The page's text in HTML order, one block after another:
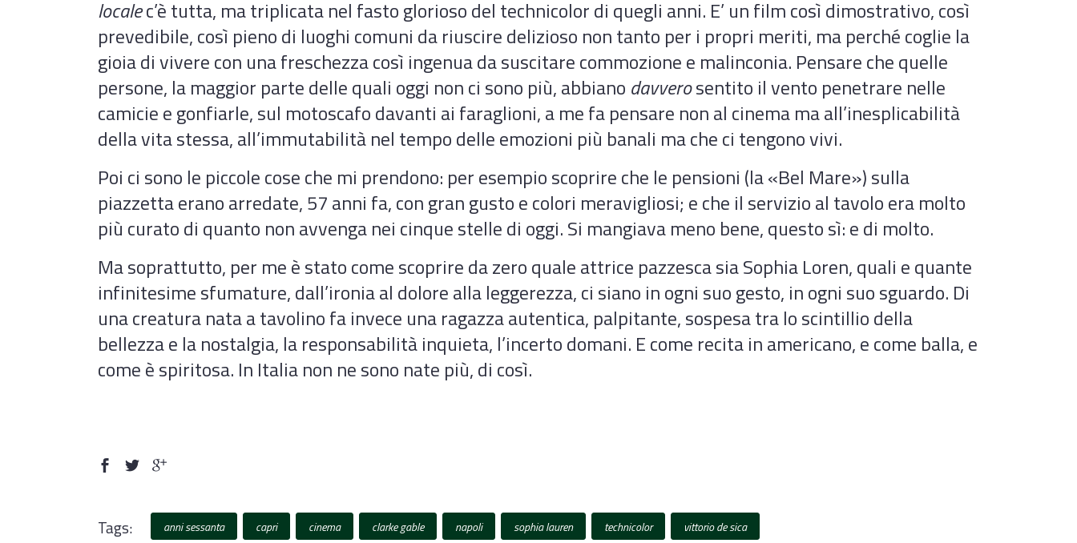
localec’è tutta, ma triplicata nel fasto glorioso del technicolor di quegli anni. E’ un film così dimostrativo, così
prevedibile, così pieno di luoghi comuni da riuscire delizioso non tanto per i propri meriti, ma perché coglie la
gioia di vivere con una freschezza così ingenua da suscitare commozione e malinconia. Pensare che quelle
persone, la maggior parte delle quali oggi non ci sono più, abbiano davverosentito il vento penetrare nelle
camicie e gonfiarle, sul motoscafo davanti ai faraglioni, a me fa pensare non al cinema ma all’inesplicabilità
della vita stessa, all’immutabilità nel tempo delle emozioni più banali ma che ci tengono vivi.
Poi ci sono le piccole cose che mi prendono: per esempio scoprire che le pensioni (la «Bel Mare») sulla
piazzetta erano arredate, 57 anni fa, con gran gusto e colori meravigliosi; e che il servizio al tavolo era molto
più curato di quanto non avvenga nei cinque stelle di oggi. Si mangiava meno bene, questo sì: e di molto.
Ma soprattutto, per me è stato come scoprire da zero quale attrice pazzesca sia Sophia Loren, quali e quante
infinitesime sfumature, dall’ironia al dolore alla leggerezza, ci siano in ogni suo gesto, in ogni suo sguardo. Di
una creatura nata a tavolino fa invece una ragazza autentica, palpitante, sospesa tra lo scintillio della
bellezza e la nostalgia, la responsabilità inquieta, l’incerto domani. E come recita in americano, e come balla, e
come è spiritosa. In Italia non ne sono nate più, di così.
Tags: anni sessanta capri cinema clarke gable napoli sophia lauren technicolor vittorio de sica